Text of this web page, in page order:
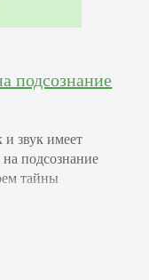
подсознание
звук имеет
подсознание
тайны
и
до создания